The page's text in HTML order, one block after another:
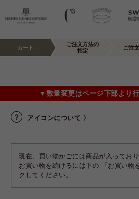
カート
ご注文方法の
指定
ご注
▼数量変更はページ下部より
アイコンについて 〉
現在、買い物かごには商品が入っており
お買い物を続けるには下の 「お買い物
クしてください。